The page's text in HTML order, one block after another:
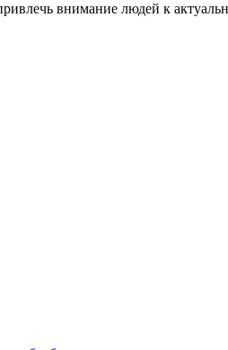
внимание людей к